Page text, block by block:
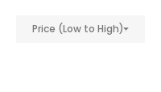
Price (Low to High)